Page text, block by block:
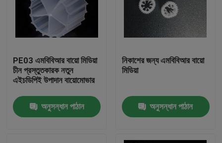
PE03 এমবিবিআর বায়ো মিডিয়া
চীন প্রস্তুতকারক নতুন
এইচডিপিই উপাদান বায়োমোভার
অনুসন্ধান পাঠান
নিকাশের জন্য এমবিবিআর বায়ো
মিডিয়া
অনুসন্ধান পাঠান